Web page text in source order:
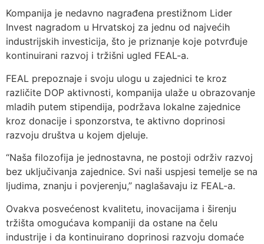
Kompanija je nedavno nagrađena prestižnom Lider
Invest nagradom u Hrvatskoj za jednu od najvećih
industrijskih investicija, što je priznanje koje potvrđuje
kontinuirani razvoj i tržišni ugled FEAL-a.
FEAL prepoznaje i svoju ulogu u zajednici te kroz
različite DOP aktivnosti, kompanija ulaže u obrazovanje
mladih putem stipendija, podržava lokalne zajednice
kroz donacije i sponzorstva, te aktivno doprinosi
razvoju društva u kojem djeluje.
“Naša filozofija je jednostavna, ne postoji održiv razvoj
bez uključivanja zajednice. Svi naši uspjesi temelje se na
ljudima, znanju i povjerenju,” naglašavaju iz FEAL-a.
Ovakva posvećenost kvalitetu, inovacijama i širenju
tržišta omogućava kompaniji da ostane na čelu
industrije i da kontinuirano doprinosi razvoju domaće